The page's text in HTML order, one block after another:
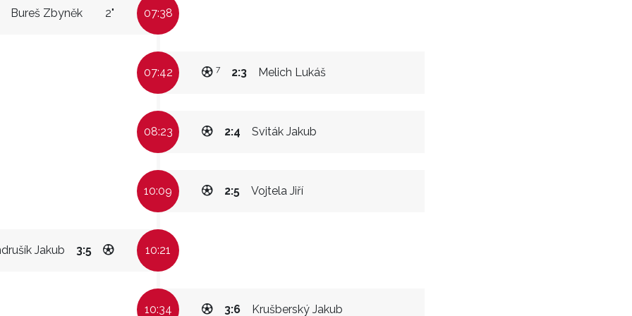
Bureš Zbyněk 2" 07:38
07:42 Melich Lukáš
2:3
7
08:23 Sviták Jakub
2:4
10:09 Vojtela Jiří
2:5
Jakub 3:5 10:21
10:34 Krušberský Jakub
3:6